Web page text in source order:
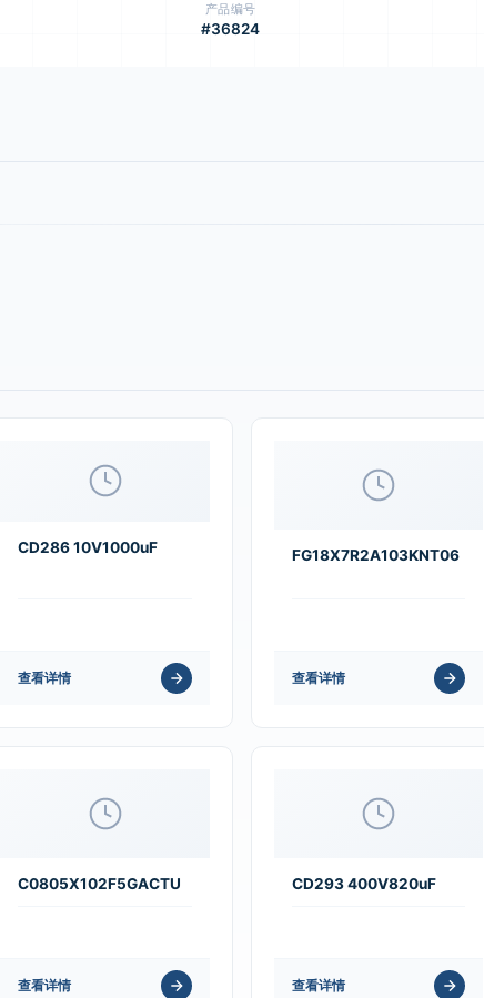
产品编号
#36824
CD286 10V1000uF
查看详情
FG18X7R2A103KNT06
查看详情
C0805X102F5GACTU
查看详情
CD293 400V820uF
查看详情